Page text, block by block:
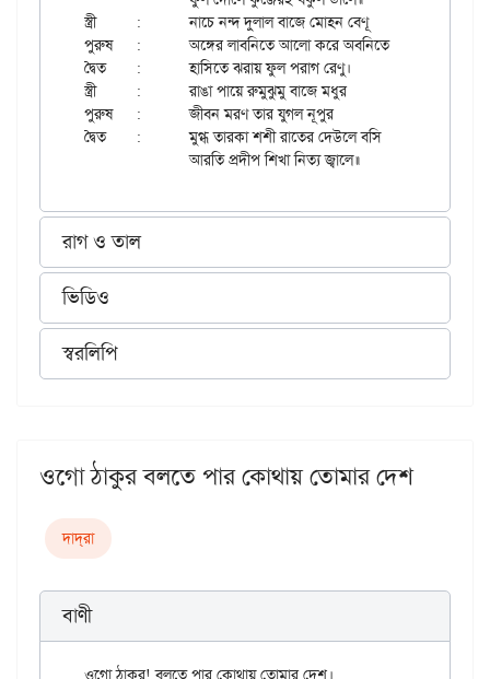
স্ত্রী	:	নাচে নন্দ দুলাল বাজে মোহন বেণূ
পুরুষ	:	অঙ্গের লাবনিতে আলো করে অবনিতে
দ্বৈত	:	হাসিতে ঝরায় ফুল পরাগ রেণু।
স্ত্রী	:	রাঙা পায়ে রুমুঝুমু বাজে মধুর
পুরুষ	:	জীবন মরণ তার যুগল নূপুর
দ্বৈত	:	মুগ্ধ তারকা শশী রাতের দেউলে বসি
রাগ ও তাল
ভিডিও
স্বরলিপি
ওগো ঠাকুর বলতে পার কোথায় তোমার দেশ
দাদ্‌রা
বাণী
ওগো ঠাকুর! বলতে পার কোথায় তোমার দেশ।